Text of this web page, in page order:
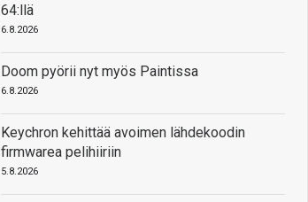
64:llä
6.8.2026
Doom pyörii nyt myös Paintissa
6.8.2026
Keychron kehittää avoimen lähdekoodin
firmwarea pelihiiriin
5.8.2026